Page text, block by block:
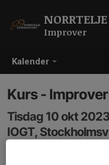
Kalender
Improver
Kurs - Improver
Tisdag 10 okt
IOGT,